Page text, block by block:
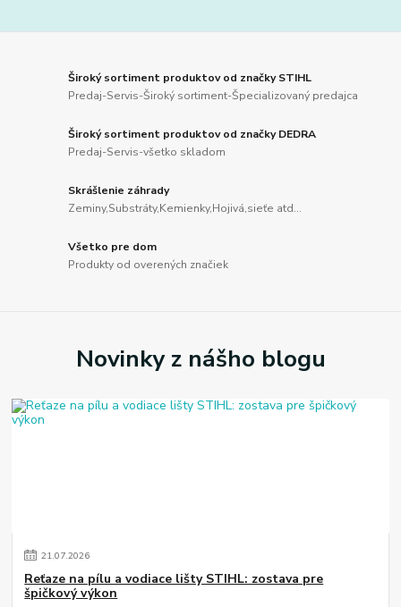
Široký sortiment produktov od značky STIHL
Predaj-Servis-Široký sortiment-Špecializovaný predajca
Široký sortiment produktov od značky DEDRA
Predaj-Servis-všetko skladom
Skrášlenie záhrady
Zeminy,Substráty,Kemienky,Hojivá,sieťe atd...
Všetko pre dom
Produkty od overených značiek
Novinky z nášho blogu
21.07.2026
Reťaze na pílu a vodiace lišty STIHL: zostava pre
špičkový výkon